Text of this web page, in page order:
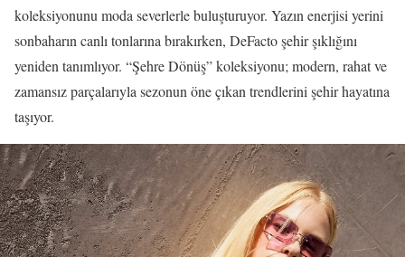
koleksiyonunu moda severlerle buluşturuyor. Yazın enerjisi yerini
sonbaharın canlı tonlarına bırakırken, DeFacto şehir şıklığını
yeniden tanımlıyor. “Şehre Dönüş” koleksiyonu; modern, rahat ve
zamansız parçalarıyla sezonun öne çıkan trendlerini şehir hayatına
taşıyor.